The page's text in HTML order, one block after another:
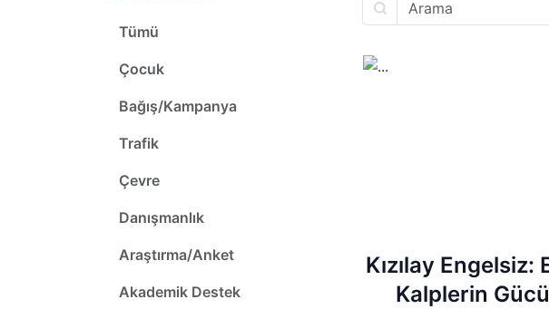
Tümü
Çocuk
Bağış/Kampanya
Trafik
Çevre
Danışmanlık
Araştırma/Anket
Akademik Destek
Kızılay Engelsiz:
Kalplerin